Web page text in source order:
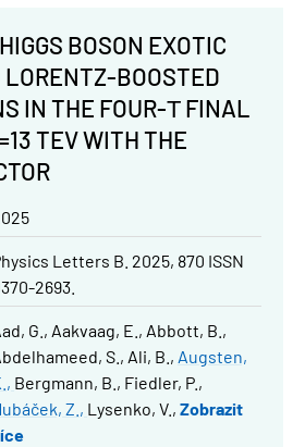
BOSON EXOTIC
LORENTZ-BOOSTED
IN THE FOUR-Τ FINAL
TEV WITH THE
Letters B. 2025, 870 ISSN
2693.
G. Aakvaag, E.
Abbott, B.
S.
Ali, B.
Augsten,
Bergmann, B.
Fiedler, P.
Z.
Lysenko, V. Zobrazit